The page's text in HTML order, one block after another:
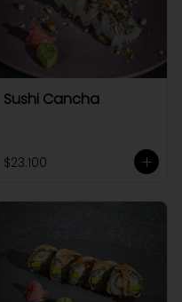
Sushi Cancha
$23.100